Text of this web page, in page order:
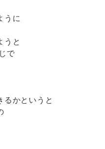
うに
うと
で
るかというと